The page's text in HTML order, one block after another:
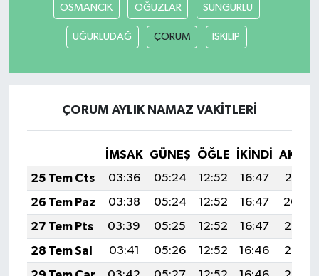
OSMANCIK OĞUZLAR SUNGURLU
UĞURLUDAĞ ÇORUM İSKİLİP
ÇORUM AYLIK NAMAZ VAKITLERI
İMSAK GÜNEŞ ÖĞLE İKINDI
25 Tem Cts
03:36 05:24 12:52 16:47
20:10
26 Tem Paz
03:38 05:24 12:52 16:47
20:09
27 Tem Pts
03:39 05:25 12:52 16:47
20:08
28 Tem Sal
03:41 05:26 12:52 16:46
20:07